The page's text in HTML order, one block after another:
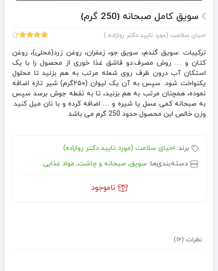
سویق کامل صبحانه (250 گرم)
احیای سلامت (مورد تایید دکتر روازاده )
4.40
از 5
در
امتیازدهی
مشتری
ترکیبات :سویق گندم، سویق جو، زعفران، روغن زرد(محلی)، روغن
کتان و … روش مصرف:دو قاشق غذا خوری از محصول را با یک
استکان آب درون ظرف روی شعله مرتب به هم بزنید تا محلول
یکنواخت شود. سپس به آن یک لیوان (۲۵۰گرم) شیر تازه اضافه
نموده، همچنان مرتب به هم بزنید، تا به نقطه جوش برسد سپس
به صبحانه کمی عسل یا شیره و … اضافه کرده و با نان میل کنید.
وزن خالص این محصول حدود 250 گرم می باشد.
برند: احیای سلامت (مورد تایید دکتر روازاده)
دسته‌بندی‌ها: سویق, صبحانه و چاشت, مواد غذایی
ناموجود
نظرات (16)